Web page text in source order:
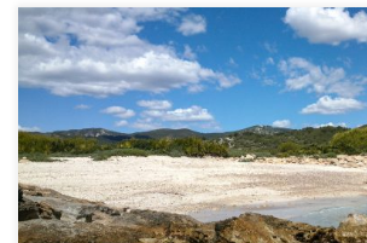
La costa del Parque Natural de la Sierra de Irta